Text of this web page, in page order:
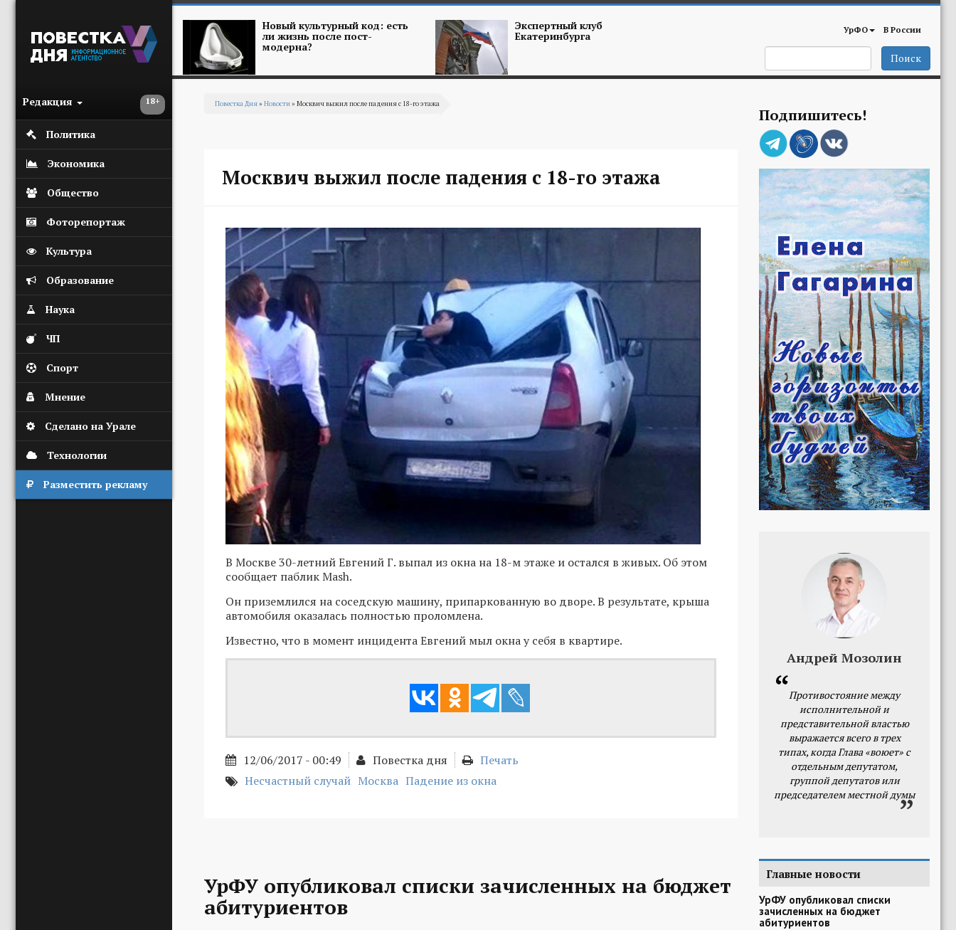
18+
Редакция
Политика
Экономика
Общество
Фоторепортаж
Культура
Образование
Наука
ЧП
Спорт
Мнение
Сделано на Урале
Технологии
Разместить рекламу
Новый культурный код: есть
ли жизнь после пост-
модерна?
Экспертный клуб
Екатеринбурга УрФО В России
Поиск
Повестка Дня» Новости» Москвич выжил после падения с 18-го этажа
Москвич выжил после падения с 18-го этажа
В Москве 30-летний Евгений Г. выпал из окна на 18-м этаже и остался в живых. Об этом
сообщает паблик Mash.
Он приземлился на соседскую машину, припаркованную во дворе. В результате, крыша
автомобиля оказалась полностью проломлена.
Известно, что в момент инцидента Евгений мыл окна у себя в квартире.
12/06/2017 - 00:49 Повестка дня
Печать
Несчастный случай Москва Падение из окна
УрФУ опубликовал списки зачисленных на бюджет
абитуриентов
Подпишитесь!
Андрей Мозолин
Противостояние между
исполнительной и
представительной властью
выражается всего в трех
типах, когда Глава «воюет» с
отдельным депутатом,
группой депутатов или
председателем местной думы
Главные новости
УрФУ опубликовал списки
зачисленных на бюджет
абитуриентов